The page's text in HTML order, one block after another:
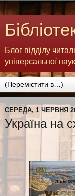
Блог відділу
універсальної
СЕРЕДА, 1 ЧЕРВНЯ
Україна на